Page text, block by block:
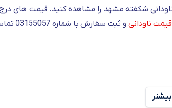
ناودانی شکفته مشهد را مشاهده کنید. قیمت های
قیمت ناودانی و ثبت سفارش با شماره 03155057 تماس بگیرید.